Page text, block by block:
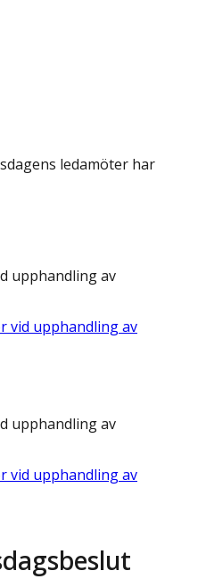
ledamöter har
upphandling av
vid upphandling av
upphandling av
vid upphandling av